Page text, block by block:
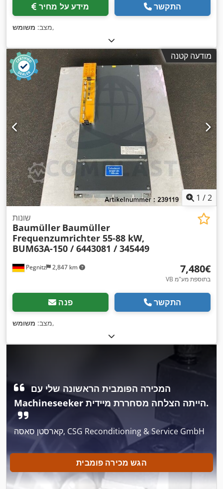
מידע על מחיר התקשר
מצב: משומש ,
מודעה קטנה
1 /2
Pegnitz 2,847 km
שונות
Baumüller Baumüller
Frequenzumrichter 55-88 kW,
BUM63A-150 / 6443081 / 345449
‏7,480 ‏€
VB בתוספת מע"מ
פנה התקשר
מצב: משומש ,
המכירה הפומבית הראשונה שלי עם
Machineseeker הייתה הצלחה מסחררת מיידית.
קארסטן סאסה, CSG Reconditioning & Service GmbH
הגש מכירה פומבית